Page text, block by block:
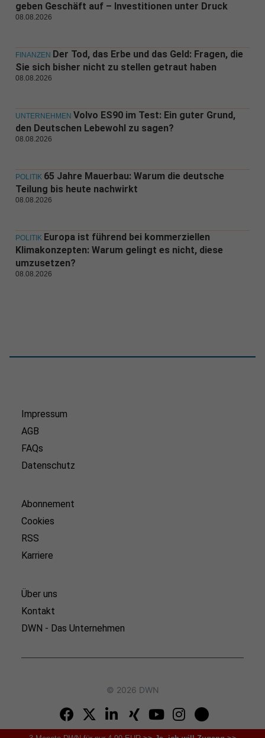
geben Geschäft auf – Investitionen unter Druck
08.08.2026
FINANZEN Der Tod, das Erbe und das Geld: Fragen, die
Sie sich bisher nicht zu stellen getraut haben
08.08.2026
UNTERNEHMEN Volvo ES90 im Test: Ein guter Grund,
den Deutschen Lebewohl zu sagen?
08.08.2026
POLITIK 65 Jahre Mauerbau: Warum die deutsche
Teilung bis heute nachwirkt
08.08.2026
POLITIK Europa ist führend bei kommerziellen
Klimakonzepten: Warum gelingt es nicht, diese
umzusetzen?
08.08.2026
Impressum
AGB
FAQs
Datenschutz
Abonnement
Cookies
RSS
Karriere
Über uns
Kontakt
DWN - Das Unternehmen
© 2026 DWN